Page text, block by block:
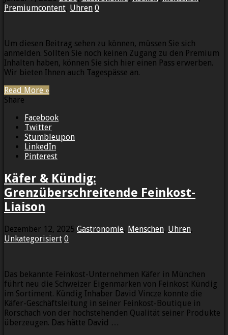
Premiumcontent, Uhren 0
Um diesen Beitrag sehen zu können, müssen Sie sich
anmelden. Sollten Sie noch keinen Zugang zu den Premium
Inhalten haben, können Sie sich hier einen Pass erwerben.
Wir bieten Ihnen auch Tagespässe an.
Read More »
Share
Facebook
Twitter
Stumbleupon
LinkedIn
Pinterest
Käfer & Kündig:
Grenzüberschreitende Feinkost-
Liaison
Dezember 12, 2025 Gastronomie, Menschen, Uhren,
Unkategorisiert 0
Das bekannte Feinkost-Unternehmen Käfer in München
führt neu die Schweizer Eigenmarken von Feinkost Kündig
im Sortiment. Kündig Inhaber David Vincze konnte die
Käfer-Geschäftsleitung in seiner Feinkost-Boutique in
Rorschach von der hochstehenden Qualität seiner Produkte
überzeugen. Das hätte David …